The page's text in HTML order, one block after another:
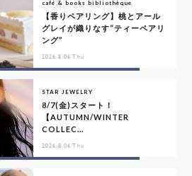
café & books bibliothèque
【香りペアリング】桃とアール
グレイが織りなす“ティーペアリ
ング”
2026.8.06 Thu
STAR JEWELRY
8/7(金)スタート！
【AUTUMN/WINTER
COLLEC...
2026.8.06 Thu